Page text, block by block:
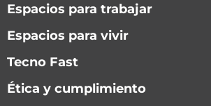
Espacios para trabajar
Espacios para vivir
Tecno Fast
Ética y cumplimiento